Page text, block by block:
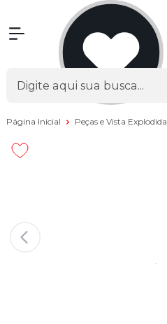
Página Inicial Peças e Vista Explodida